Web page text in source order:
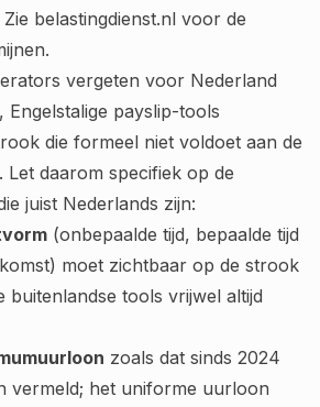
belastingdienst.nl voor de
vergeten voor Nederland
Engelstalige payslip-tools
die formeel niet voldoet aan de
Let daarom specifiek op de
juist Nederlands zijn:
(onbepaalde tijd, bepaalde tijd
moet zichtbaar op de strook
buitenlandse tools vrijwel altijd
zoals dat sinds 2024
vermeld; het uniforme uurloon